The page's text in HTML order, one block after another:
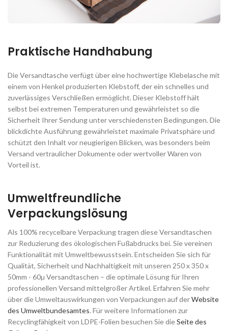
Praktische Handhabung
Die Versandtasche verfügt über eine hochwertige Klebelasche mit
einem von Henkel produzierten Klebstoff, der ein schnelles und
zuverlässiges Verschließen ermöglicht. Dieser Klebstoff hält
selbst bei extremen Temperaturen und gewährleistet so die
Sicherheit Ihrer Sendung unter verschiedensten Bedingungen. Die
blickdichte Ausführung gewährleistet maximale Privatsphäre und
schützt den Inhalt vor neugierigen Blicken, was besonders beim
Versand vertraulicher Dokumente oder wertvoller Waren von
Vorteil ist.
Umweltfreundliche
Verpackungslösung
Als 100% recycelbare Verpackung tragen diese Versandtaschen
zur Reduzierung des ökologischen Fußabdrucks bei. Sie vereinen
Funktionalität mit Umweltbewusstsein. Entscheiden Sie sich für
Qualität, Sicherheit und Nachhaltigkeit mit unseren 250 x 350 x
50mm - 60µ Versandtaschen – die optimale Lösung für Ihren
professionellen Versand mittelgroßer Artikel. Erfahren Sie mehr
über die Umweltauswirkungen von Verpackungen auf derWebsite
des Umweltbundesamtes. Für weitere Informationen zur
Recyclingfähigkeit von LDPE-Folien besuchen Sie dieSeite des